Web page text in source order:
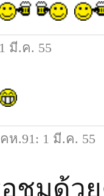
มี.ค. 55
คห.91: 1 มี.ค. 55
ชมด้ว